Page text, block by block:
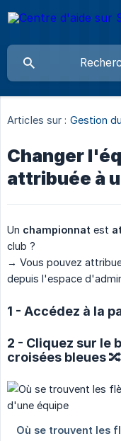
Articles sur : Gestion
Changer
attribuée à
Un championnat est
club ?
→ Vous pouvez
depuis l'espace
1 - Accédez à la
2 - Cliquez sur le
croisées bleues 🔀